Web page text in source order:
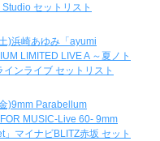
セットリスト
)浜崎あゆみ「ayumi
LIMITED LIVE A ～夏ノト
インライブ セットリスト
)9mm Parabellum
MUSIC-Live 60- 9mm
マイナビBLITZ赤坂 セット